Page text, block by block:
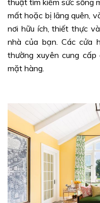
thuật tìm kiếm sức sống
mất hoặc bị lãng quên,
nơi hữu ích, thiết thực
nhà của bạn. Các cửa
thường xuyên cung
mặt hàng.